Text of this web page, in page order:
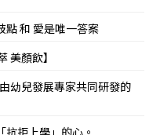
點 和 愛是唯一答案
美顏飲】
幼兒發展專家共同研發的